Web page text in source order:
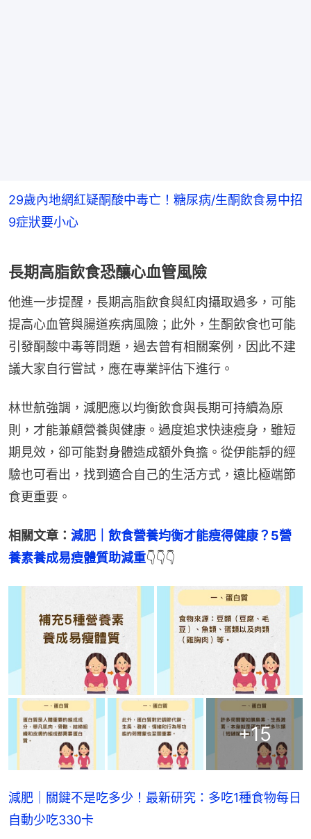
29歲內地網紅疑酮酸中毒亡！糖尿病/生酮飲食易中招
9症狀要小心
長期高脂飲食恐釀心血管風險
他進一步提醒，長期高脂飲食與紅肉攝取過多，可能
提高心血管與腸道疾病風險；此外，生酮飲食也可能
引發酮酸中毒等問題，過去曾有相關案例，因此不建
議大家自行嘗試，應在專業評估下進行。
林世航強調，減肥應以均衡飲食與長期可持續為原
則，才能兼顧營養與健康。過度追求快速瘦身，雖短
期見效，卻可能對身體造成額外負擔。從伊能靜的經
驗也可看出，找到適合自己的生活方式，遠比極端節
食更重要。
相關文章： 減肥｜飲食營養均衡才能瘦得健康？5營
養素養成易瘦體質助減重👇👇👇
+15
減肥｜關鍵不是吃多少！最新研究：多吃1種食物每日
自動少吃330卡